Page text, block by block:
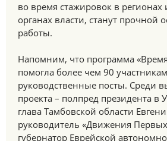
во время стажировок в
органах власти, станут прочной
работы.
Напомним, что программа
помогла более чем 90
руководственные посты. Среди
проекта – полпред президента
глава Тамбовской области
руководитель «Движения
губернатор Еврейской